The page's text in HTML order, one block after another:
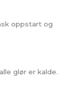
oppstart og
glør er kalde.